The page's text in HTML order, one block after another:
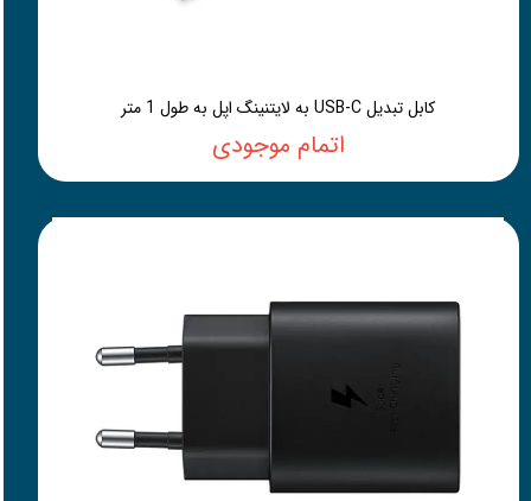
کابل تبدیل USB-C به لایتنینگ اپل به طول 1 متر
اتمام موجودی